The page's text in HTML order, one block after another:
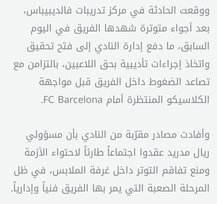
ووقعت الحادثة في مركز تدريبات فالديبيباس،
بعد أجواء متوترة شهدها الفريق في اليوم
السابق، ما دفع إدارة النادي إلى فتح تحقيق
واتخاذ إجراءات تأديبية بحق اللاعبين، بالتزامن مع
تصاعد الضغوط داخل الفريق قبل مواجهة
الكلاسيكو المنتظرة أمام FC Barcelona.
وأفادت مصادر مقرّبة من النادي بأن مسؤولي
ريال مدريد عقدوا اجتماعاً طارئاً لاحتواء الأزمة
ومنع تفاقم التوتر داخل غرفة الملابس، في ظل
المرحلة الصعبة التي يمر بها الفريق فنياً وإدارياً.